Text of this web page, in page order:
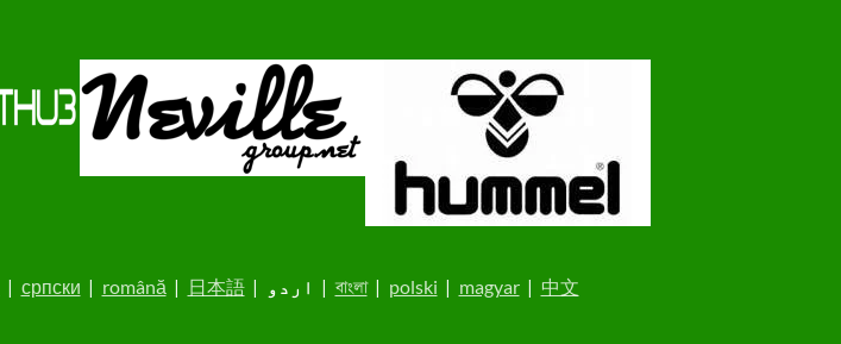
| српски | română | 日本語| اردو | বাংলা| polski | magyar| 中文